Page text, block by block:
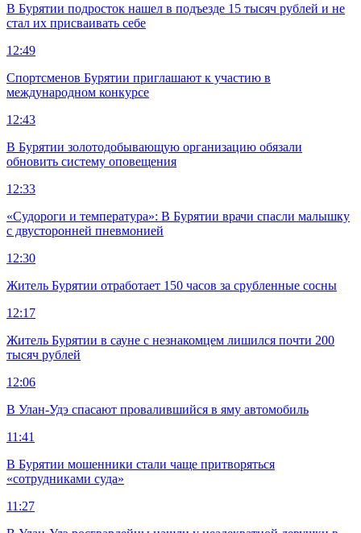
В Бурятии подросток нашел в подъезде 15 тысяч рублей и не
стал их присваивать себе
12:49
Спортсменов Бурятии приглашают к участию в
международном конкурсе
12:43
В Бурятии золотодобывающую организацию обязали
обновить систему оповещения
12:33
«Судороги и температура»: В Бурятии врачи спасли малышку
с двусторонней пневмонией
12:30
Житель Бурятии отработает 150 часов за срубленные сосны
12:17
Житель Бурятии в сауне с незнакомцем лишился почти 200
тысяч рублей
12:06
В Улан-Удэ спасают провалившийся в яму автомобиль
11:41
В Бурятии мошенники стали чаще притворяться
«сотрудниками суда»
11:27